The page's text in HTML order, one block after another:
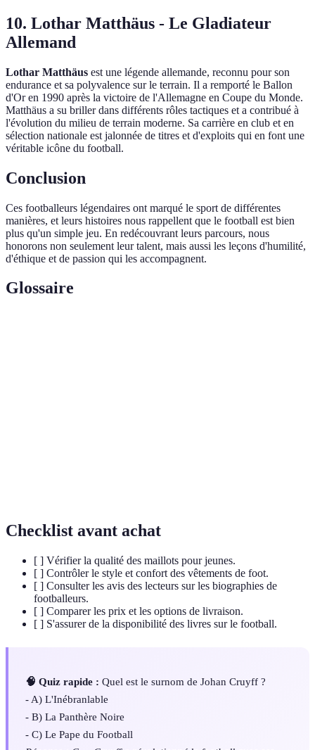
10. Lothar Matthäus - Le Gladiateur
Allemand
Lothar Matthäus est une légende allemande, reconnu pour son
endurance et sa polyvalence sur le terrain. Il a remporté le Ballon
d'Or en 1990 après la victoire de l'Allemagne en Coupe du Monde.
Matthäus a su briller dans différents rôles tactiques et a contribué à
l'évolution du milieu de terrain moderne. Sa carrière en club et en
sélection nationale est jalonnée de titres et d'exploits qui en font une
véritable icône du football.
Conclusion
Ces footballeurs légendaires ont marqué le sport de différentes
manières, et leurs histoires nous rappellent que le football est bien
plus qu'un simple jeu. En redécouvrant leurs parcours, nous
honorons non seulement leur talent, mais aussi les leçons d'humilité,
d'éthique et de passion qui les accompagnent.
Glossaire
Checklist avant achat
[ ] Vérifier la qualité des maillots pour jeunes.
[ ] Contrôler le style et confort des vêtements de foot.
[ ] Consulter les avis des lecteurs sur les biographies de
footballeurs.
[ ] Comparer les prix et les options de livraison.
[ ] S'assurer de la disponibilité des livres sur le football.
🧠 Quiz rapide : Quel est le surnom de Johan Cruyff ?
- A) L'Inébranlable
- B) La Panthère Noire
- C) Le Pape du Football